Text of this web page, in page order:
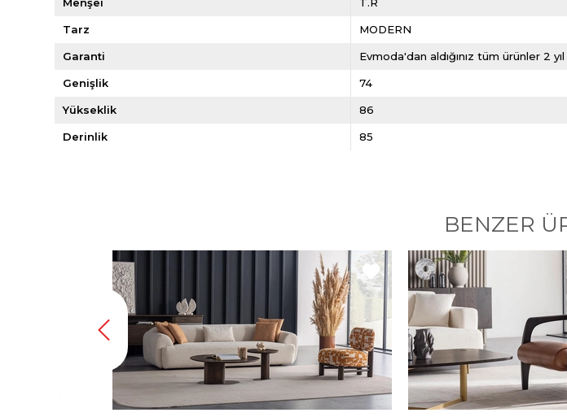
Tarz MODERN
Garanti Evmoda'dan aldığınız tüm ürünler 2
Genişlik 74
Yükseklik 86
Derinlik 85
BENZER